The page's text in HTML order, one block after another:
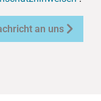
an uns 